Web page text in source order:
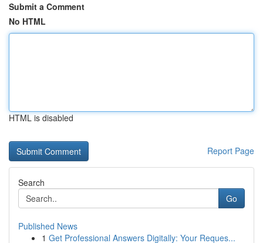
Submit a Comment
No HTML
HTML is disabled
Report Page
Search
Go
Published News
1 Get Professional Answers Digitally: Your Reques...